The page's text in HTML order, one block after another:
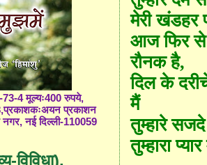
मेरी खंडहर
आज फिर से
रौनक है,
दिल के
मैं
तुम्हारे
तुम्हारा
4 मूल्यः400 रुपये,
प्रकाशन
नगर, नई दिल्ली-110059
विविधा),